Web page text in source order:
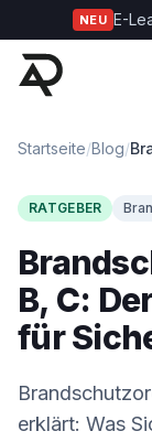
NEU E-
Startseite/Blog/
RATGEBER
B, C:
für
erklärt: Was